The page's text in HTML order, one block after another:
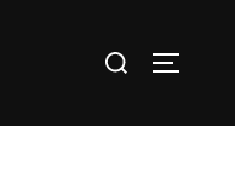
Search